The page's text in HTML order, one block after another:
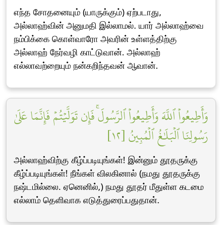
எந்த சோதனையும் (யாருக்கும்) ஏற்படாது,
அல்லாஹ்வின் அனுமதி இல்லாமல். யார் அல்லாஹ்வை
நம்பிக்கை கொள்வாரோ அவரின் உள்ளத்திற்கு
அல்லாஹ் நேர்வழி காட்டுவான். அல்லாஹ்
எல்லாவற்றையும் நன்கறிந்தவன் ஆவான்.
وَأَطِيعُواْ ٱللَّهَ وَأَطِيعُواْ ٱلرَّسُولَۚ فَإِن تَوَلَّيۡتُمۡ فَإِنَّمَا عَلَىٰ
رَسُولِنَا ٱلۡبَلَٰغُ ٱلۡمُبِينُ [١٢]
அல்லாஹ்விற்கு கீழ்ப்படியுங்கள்! இன்னும் தூதருக்கு
கீழ்ப்படியுங்கள்! நீங்கள் விலகினால் (நமது தூதருக்கு
நஷ்டமில்லை. ஏனெனில்,) நமது தூதர் மீதுள்ள கடமை
எல்லாம் தெளிவாக எடுத்துரைப்பதுதான்.